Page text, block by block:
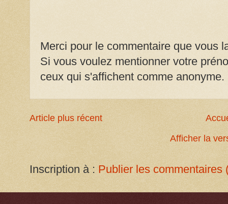
Merci pour le commentaire que vous
Si vous voulez mentionner votre
ceux qui s'affichent comme anonyme.
Article plus récent
Afficher la
Inscription à : Publier les commentaires